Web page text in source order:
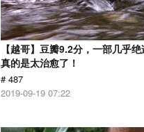
【越哥】豆瓣9.2分，一部几乎
真的是太治愈了！
# 487
2019-09-19 07:22